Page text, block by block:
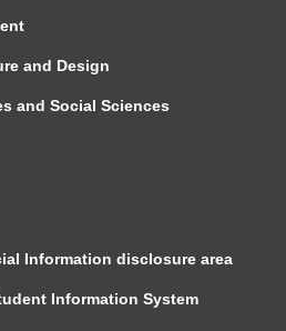
and Design
and Social Sciences
Information disclosure area
Information System